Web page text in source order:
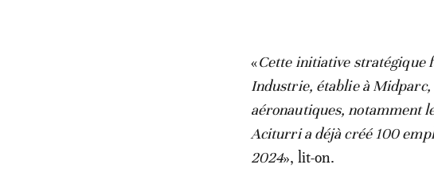
«Cette initiative stratégique
Industrie, établie à Midparc,
aéronautiques, notamment
Aciturri a déjà créé 100
2024», lit-on.